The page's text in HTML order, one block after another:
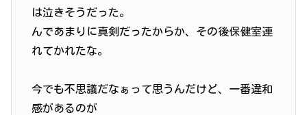
は泣きそうだった。
んであまりに真剣だったからか、その後保健室連
れてかれたな。
今でも不思議だなぁって思うんだけど、一番違和
感があるのが